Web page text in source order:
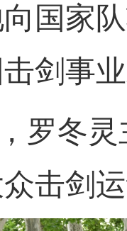
国家
剑事
罗冬
击剑